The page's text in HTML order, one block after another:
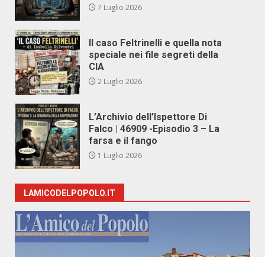
7 Luglio 2026
Il caso Feltrinelli e quella nota
speciale nei file segreti della
CIA
2 Luglio 2026
L’Archivio dell’Ispettore Di
Falco | 46909 -Episodio 3 – La
farsa e il fango
1 Luglio 2026
LAMICODELPOPOLO.IT